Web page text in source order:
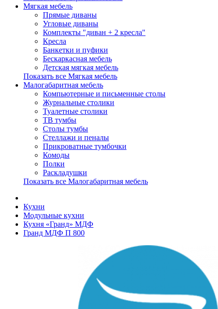
Мягкая мебель
Прямые диваны
Угловые диваны
Комплекты "диван + 2 кресла"
Кресла
Банкетки и пуфики
Бескаркасная мебель
Детская мягкая мебель
Показать все Мягкая мебель
Малогабаритная мебель
Компьютерные и письменные столы
Журнальные столики
Туалетные столики
ТВ тумбы
Столы тумбы
Стеллажи и пеналы
Прикроватные тумбочки
Комоды
Полки
Раскладушки
Показать все Малогабаритная мебель
Кухни
Модульные кухни
Кухня «Гранд» МДФ
Гранд МДФ П 800